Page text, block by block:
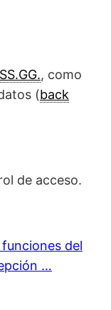
SS.GG., como
(back
de acceso.
del
…